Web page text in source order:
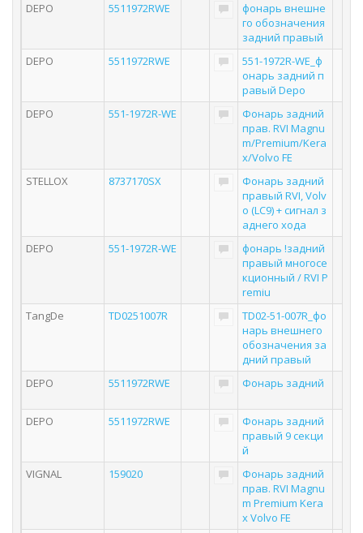
DEPO
5511972RWE
фонарь внешне
го обозначения
задний правый
DEPO
5511972RWE
551-1972R-WE_ф
онарь задний п
равый Depo
DEPO
551-1972R-WE
Фонарь задний
прав. RVI Magnu
m/Premium/Kera
x/Volvo FE
STELLOX
8737170SX
Фонарь задний
правый RVI, Volv
o (LC9) + сигнал з
аднего хода
DEPO
551-1972R-WE
фонарь !задний
правый многосе
кционный / RVI P
remiu
TangDe
TD0251007R
TD02-51-007R_фо
нарь внешнего
обозначения за
дний правый
DEPO
5511972RWE Фонарь задний
DEPO 5511972RWE
Фонарь задний
правый 9 секци
й
VIGNAL
159020
Фонарь задний
прав. RVI Magnu
m Premium Kera
x Volvo FE